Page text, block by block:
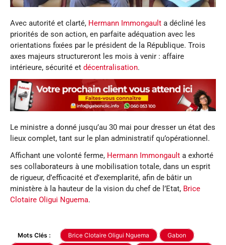
Avec autorité et clarté, Hermann Immongault a décliné les
priorités de son action, en parfaite adéquation avec les
orientations fixées par le président de la République. Trois
axes majeurs structureront les mois à venir : affaire
intérieure, sécurité et décentralisation.
Le ministre a donné jusqu’au 30 mai pour dresser un état des
lieux complet, tant sur le plan administratif qu’opérationnel.
Affichant une volonté ferme, Hermann Immongault a exhorté
ses collaborateurs à une mobilisation totale, dans un esprit
de rigueur, d’efficacité et d’exemplarité, afin de bâtir un
ministère à la hauteur de la vision du chef de l’Etat, Brice
Clotaire Oligui Nguema.
Mots Clés : Brice Clotaire Oligui Nguema
Gabon